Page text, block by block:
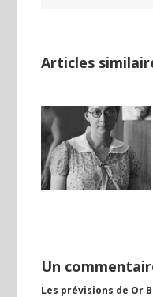
Articles
Netflix
Dreams
Un
Les prévisions de Or